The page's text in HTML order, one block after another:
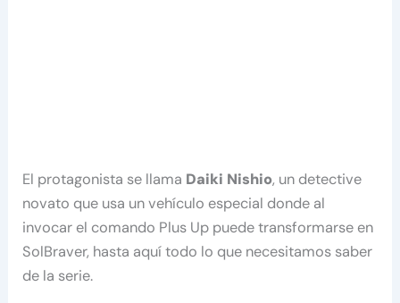
El protagonista se llama Daiki Nishio, un detective
novato que usa un vehículo especial donde al
invocar el comando Plus Up puede transformarse en
SolBraver, hasta aquí todo lo que necesitamos saber
de la serie.